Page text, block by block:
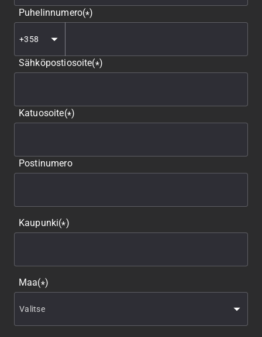
Puhelinnumero(*)
Sähköpostiosoite(*)
Katuosoite(*)
Postinumero
Kaupunki(*)
Maa(*)